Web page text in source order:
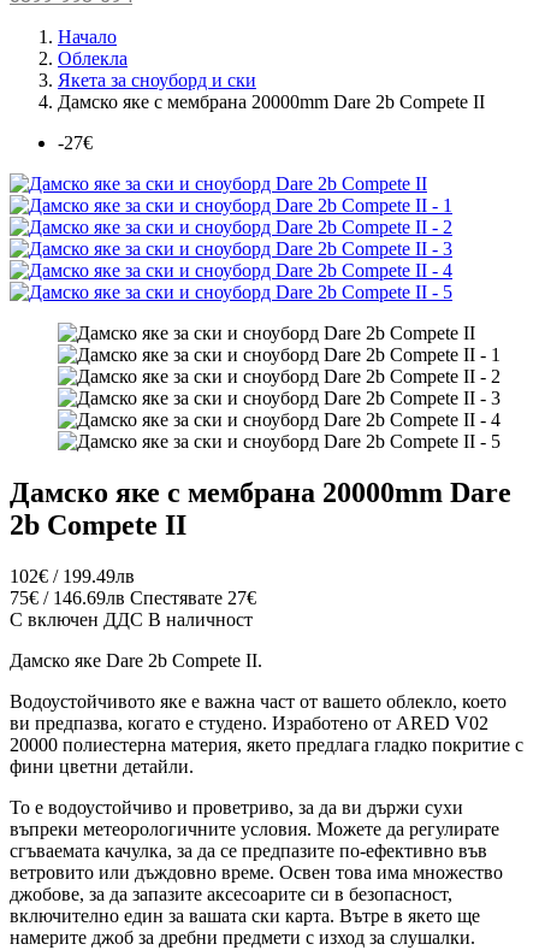
Начало
Облекла
Якета за сноуборд и ски
Дамско яке с мембрана 20000mm Dare 2b Compete II
-27€
Дамско яке с мембрана 20000mm Dare
2b Compete II
102€ / 199.49лв
75€ / 146.69лв Спестявате 27€
С включен ДДС В наличност
Дамско яке Dare 2b Compete II.
Водоустойчивото яке е важна част от вашето облекло, което
ви предпазва, когато е студено. Изработено от ARED V02
20000 полиестерна материя, якето предлага гладко покритие с
фини цветни детайли.
То е водоустойчиво и проветриво, за да ви държи сухи
въпреки метеорологичните условия. Можете да регулирате
сгъваемата качулка, за да се предпазите по-ефективно във
ветровито или дъждовно време. Освен това има множество
джобове, за да запазите аксесоарите си в безопасност,
включително един за вашата ски карта. Вътре в якето ще
намерите джоб за дребни предмети с изход за слушалки.